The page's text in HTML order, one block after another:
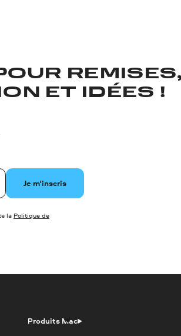
REMISES,
ET IDÉES !
Je m'inscris
la Politique de
Produits Mac